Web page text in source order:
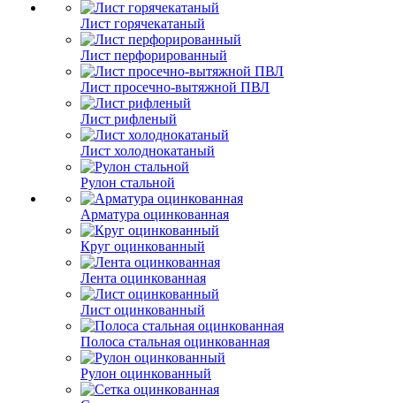
Лист горячекатаный
Лист перфорированный
Лист просечно-вытяжной ПВЛ
Лист рифленый
Лист холоднокатаный
Рулон стальной
Арматура оцинкованная
Круг оцинкованный
Лента оцинкованная
Лист оцинкованный
Полоса стальная оцинкованная
Рулон оцинкованный